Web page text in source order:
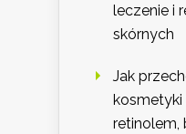
leczenie i
skórnych
Jak
kosmetyki
retinolem,